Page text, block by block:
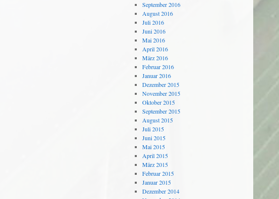
September 2016
August 2016
Juli 2016
Juni 2016
Mai 2016
April 2016
März 2016
Februar 2016
Januar 2016
Dezember 2015
November 2015
Oktober 2015
September 2015
August 2015
Juli 2015
Juni 2015
Mai 2015
April 2015
März 2015
Februar 2015
Januar 2015
Dezember 2014